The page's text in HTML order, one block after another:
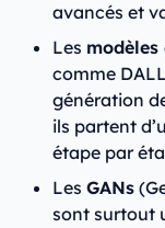
avancés et
Les
comme
génération
ils partent
étape par
Les GANs
sont surtout